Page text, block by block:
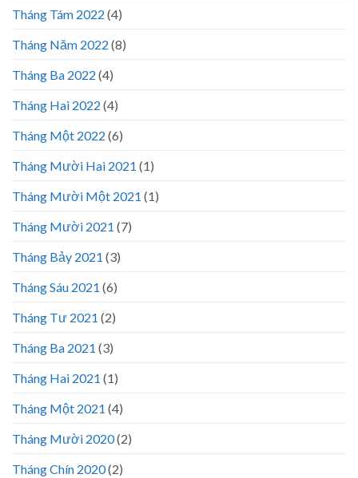
Tháng Tám 2022 (4)
Tháng Năm 2022 (8)
Tháng Ba 2022 (4)
Tháng Hai 2022 (4)
Tháng Một 2022 (6)
Tháng Mười Hai 2021 (1)
Tháng Mười Một 2021 (1)
Tháng Mười 2021 (7)
Tháng Bảy 2021 (3)
Tháng Sáu 2021 (6)
Tháng Tư 2021 (2)
Tháng Ba 2021 (3)
Tháng Hai 2021 (1)
Tháng Một 2021 (4)
Tháng Mười 2020(2)
Tháng Chín 2020(2)